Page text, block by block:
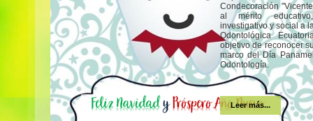
Condecoración
al mérito
investigativo y social a
Odontológica
objetivo de reconocer
marco del Día
Odontología.
Leer más...